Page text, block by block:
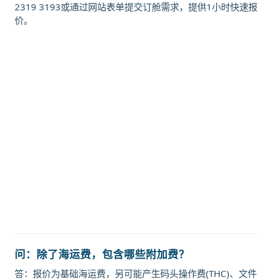
2319 3193或通过网站表单提交订舱需求，提供1小时快速报
价。
问：除了海运费，包含哪些附加费？
答：报价为基础海运费，另可能产生码头操作费(THC)、文件